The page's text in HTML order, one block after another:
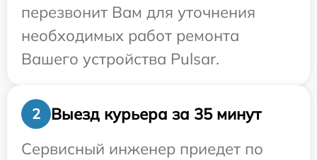
перезвонит Вам для уточнения
необходимых работ ремонта
Вашего устройства Pulsar.
2
Выезд курьера за 35 минут
Сервисный инженер приедет по